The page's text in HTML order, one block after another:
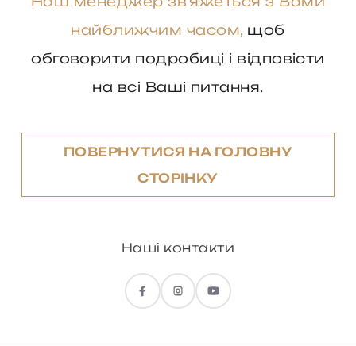
найближчим часом, щоб
обговорити подробиці і відповісти
на всі Ваші питання.
ПОВЕРНУТИСЯ НА ГОЛОВНУ
СТОРІНКУ
Наші контакти